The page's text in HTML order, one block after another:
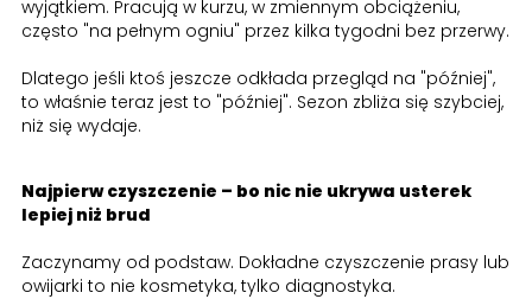
wyjątkiem. Pracują w kurzu, w zmiennym obciążeniu,
często "na pełnym ogniu" przez kilka tygodni bez przerwy.
Dlatego jeśli ktoś jeszcze odkłada przegląd na "później",
to właśnie teraz jest to "później". Sezon zbliża się szybciej,
niż się wydaje.
Najpierw czyszczenie – bo nic nie ukrywa usterek
lepiej niż brud
Zaczynamy od podstaw. Dokładne czyszczenie prasy lub
owijarki to nie kosmetyka, tylko diagnostyka.